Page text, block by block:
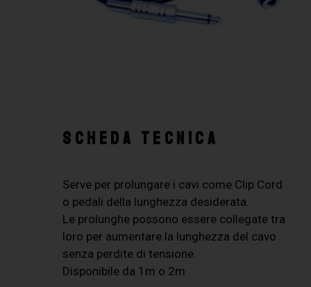
SCHEDA TECNICA
Serve per prolungare i cavi come Clip Cord
o pedali della lunghezza desiderata.
Le prolunghe possono essere collegate tra
loro per aumentare la lunghezza del cavo
senza perdite di tensione.
Disponibile da 1m o 2m